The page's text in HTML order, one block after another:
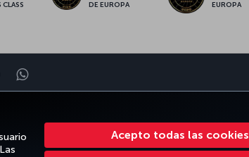
Acepto todas las cookies
CLASS
DE EUROPA
EUROPA
WhatsApp